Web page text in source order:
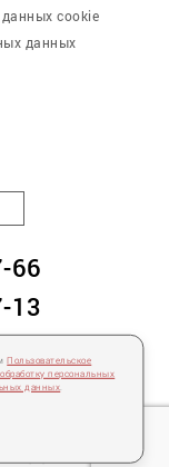
Пользовательское
персональных
данных
cookie
данных
66
13
2
не являются.
защищены